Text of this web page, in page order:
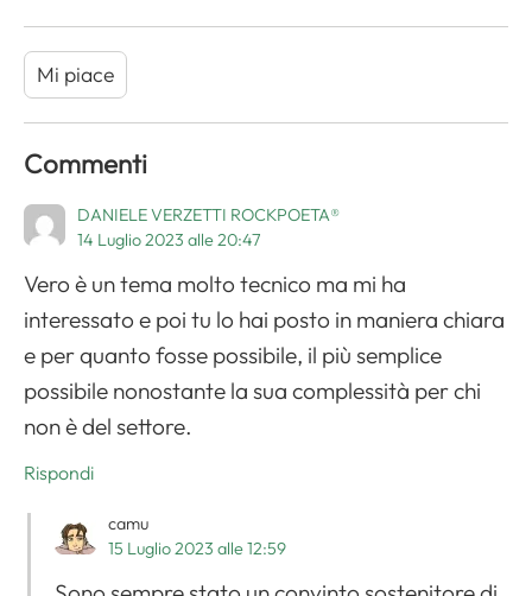
Mi piace
Commenti
DANIELE VERZETTI ROCKPOETA®
14 Luglio 2023 alle 20:47
Vero è un tema molto tecnico ma mi ha
interessato e poi tu lo hai posto in maniera chiara
e per quanto fosse possibile, il più semplice
possibile nonostante la sua complessità per chi
non è del settore.
Rispondi
camu
15 Luglio 2023 alle 12:59